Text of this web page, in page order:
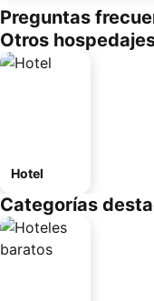
Preguntas
Otros
Hotel
Categorías